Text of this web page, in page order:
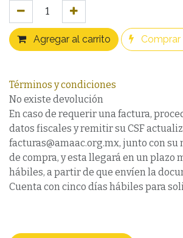
Agregar al carrito Comprar
Términos y condiciones
No existe devolución
En caso de requerir una factura,
datos fiscales y remitir su CSF
facturas@amaac.org.mx, junto con su
de compra, y esta llegará en un plazo
hábiles, a partir de que envíen la
Cuenta con cinco días hábiles para